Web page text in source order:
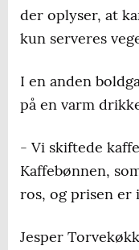
skal serveres.
i Danmark og
500 mio. kr.
der oplyser, at
kun serveres
I en anden
på en varm
- Vi skiftede
Kaffebønnen,
ros, og prisen
Jesper